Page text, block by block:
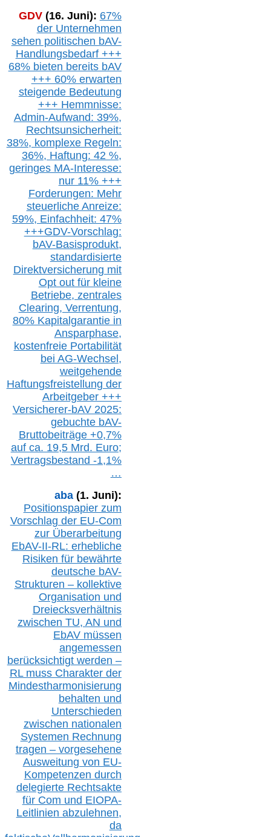
GDV (16. Juni): 67%
der Unternehmen
sehen politischen bAV-
Handlungsbedarf +++
68% bieten bereits bAV
+++ 60% erwarten
steigende Bedeutung
+++ Hemmnisse:
Admin-Aufwand: 39%,
Rechtsunsicherheit:
38%, komplexe Regeln:
36%, Haftung: 42 %,
geringes MA-Interesse:
nur 11% +++
Forderungen: Mehr
steuerliche Anreize:
59%, Einfachheit: 47%
+++GDV-Vorschlag:
bAV-Basisprodukt,
standardisierte
Direktversicherung mit
Opt outfür kleine
Betriebe, zentrales
Clearing, Verrentung,
80% Kapitalgarantie in
Ansparphase,
kostenfreie Portabilität
bei AG-Wechsel,
weitgehende
Haftungsfreistellung der
Arbeitgeber +++
Versicherer-bAV2025:
gebuchte bAV-
Bruttobeiträge +0,7%
auf ca. 19,5 Mrd. Euro;
Vertragsbestand -1,1%
…
aba(1. Juni):
Positionspapier zum
Vorschlag der EU-Com
zur Überarbeitung
EbAV-II-RL: erhebliche
Risiken für bewährte
deutsche bAV-
Strukturen – kollektive
Organisation und
Dreiecksverhältnis
zwischen TU, AN und
EbAV müssen
angemessen
berücksichtigt werden –
RL mussCharakter der
Mindestharmonisierung
behalten und
Unterschieden
zwischen nationalen
Systemen Rechnung
tragen – vorgesehene
Ausweitung von EU-
Kompetenzen durch
delegierte Rechtsakte
für Com und EIOPA-
Leitlinien abzulehnen,
da